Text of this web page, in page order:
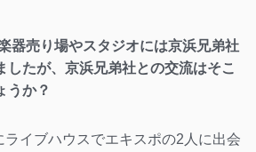
器売り場やスタジオには京浜兄弟社
したが、京浜兄弟社との交流はそこ
うか？
ライブハウスでエキスポの2人に出会